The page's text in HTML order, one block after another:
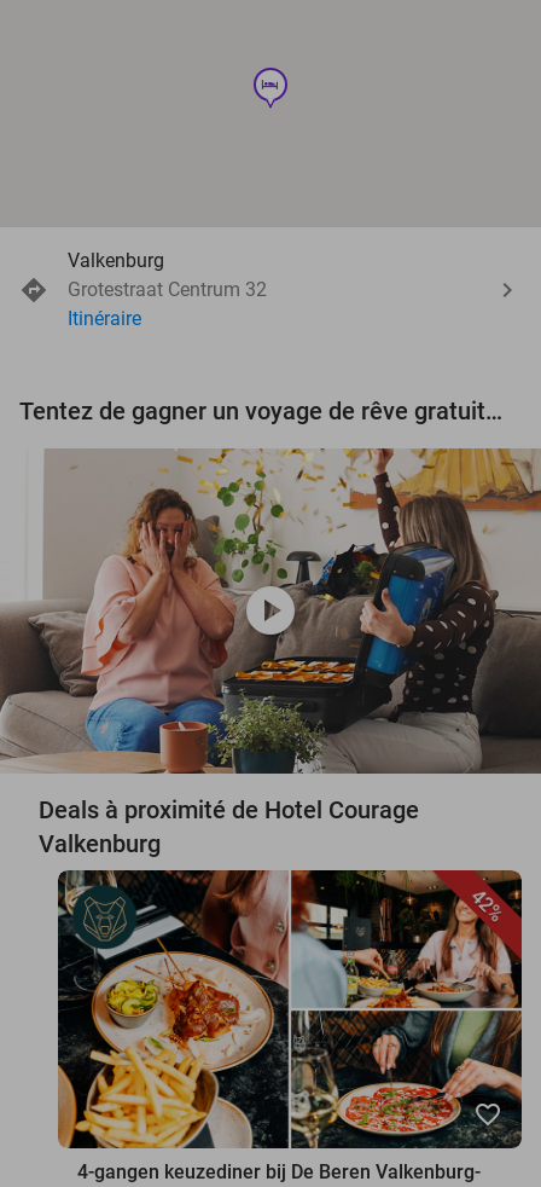
hotel
Valkenburg
Grotestraat Centrum 32
Itinéraire
Tentez de gagner un voyage de rêve gratuit d'une valeur de 3.000 € !
play_circle
Deals à proximité de Hotel Courage
Valkenburg
42%
favorite_border
4-gangen keuzediner bij De Beren Valkenburg-